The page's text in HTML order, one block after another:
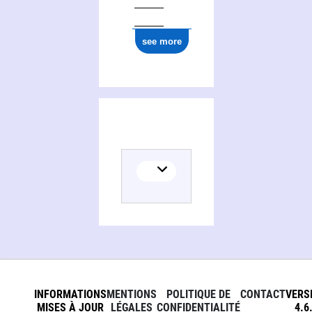
see more
INFORMATIONS
MISES À JOUR
MENTIONS
LÉGALES
POLITIQUE DE
CONFIDENTIALITÉ
CONTACT